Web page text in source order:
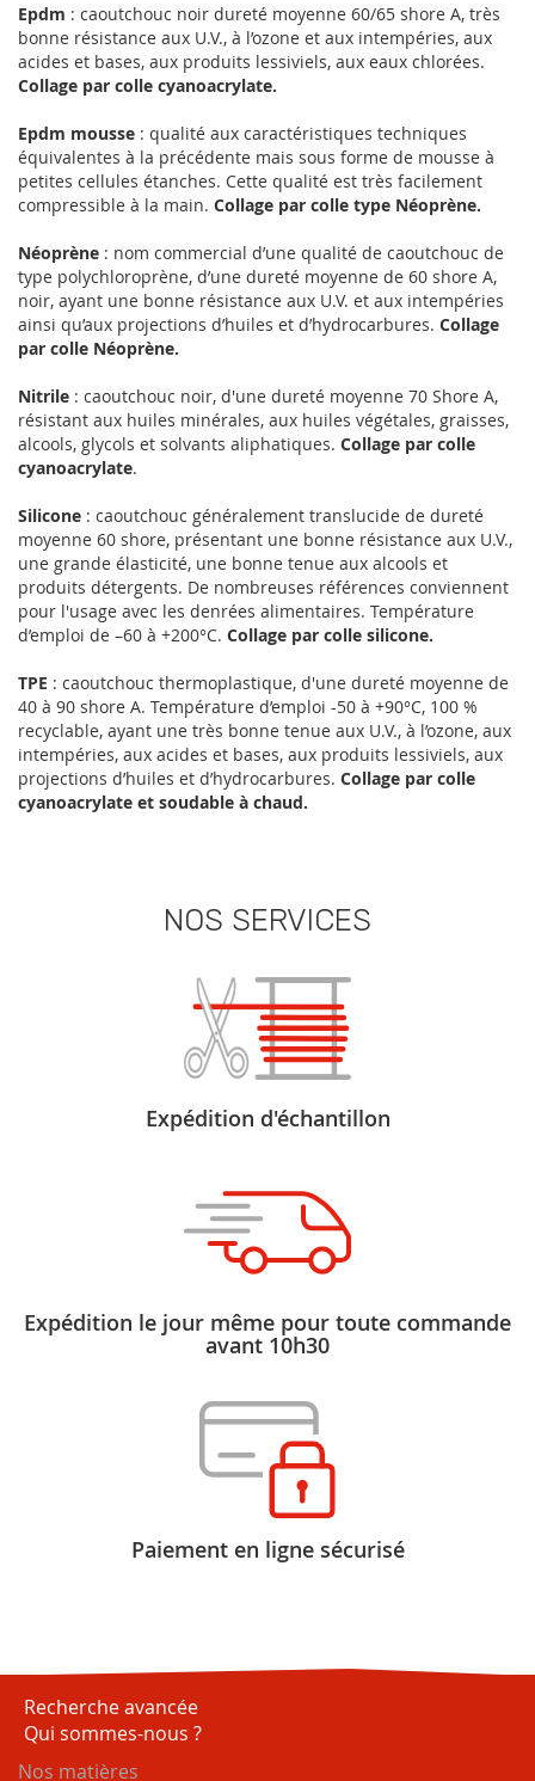
Epdm : caoutchouc noir dureté moyenne 60/65 shore A, très
bonne résistance aux U.V., à l’ozone et aux intempéries, aux
acides et bases, aux produits lessiviels, aux eaux chlorées.
Collage par colle cyanoacrylate.
Epdm mousse : qualité aux caractéristiques techniques
équivalentes à la précédente mais sous forme de mousse à
petites cellules étanches. Cette qualité est très facilement
compressible à la main. Collage par colle type Néoprène.
Néoprène : nom commercial d’une qualité de caoutchouc de
type polychloroprène, d’une dureté moyenne de 60 shore A,
noir, ayant une bonne résistance aux U.V. et aux intempéries
ainsi qu’aux projections d’huiles et d’hydrocarbures. Collage
par colle Néoprène.
Nitrile : caoutchouc noir, d'une dureté moyenne 70 Shore A,
résistant aux huiles minérales, aux huiles végétales, graisses,
alcools, glycols et solvants aliphatiques. Collage par colle
cyanoacrylate.
Silicone : caoutchouc généralement translucide de dureté
moyenne 60 shore, présentant une bonne résistance aux U.V.,
une grande élasticité, une bonne tenue aux alcools et
produits détergents. De nombreuses références conviennent
pour l'usage avec les denrées alimentaires. Température
d’emploi de –60 à +200°C. Collage par colle silicone.
TPE : caoutchouc thermoplastique, d'une dureté moyenne de
40 à 90 shore A. Température d’emploi -50 à +90°C, 100 %
recyclable, ayant une très bonne tenue aux U.V., à l’ozone, aux
intempéries, aux acides et bases, aux produits lessiviels, aux
projections d’huiles et d’hydrocarbures. Collage par colle
cyanoacrylate et soudable à chaud.
NOS SERVICES
Expédition d'échantillon
Expédition le jour même pour toute commande
avant 10h30
Paiement en ligne sécurisé
Recherche avancée
Qui sommes-nous ?
Nos matières